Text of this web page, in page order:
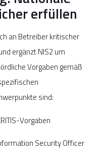
erfüllen
an Betreiber kritischer
ergänzt NIS2 um
Vorgaben gemäß
sind:
Vorgaben
Security Officer